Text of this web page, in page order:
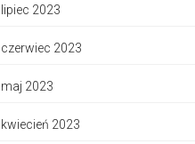
lipiec 2023
czerwiec 2023
maj 2023
kwiecień 2023